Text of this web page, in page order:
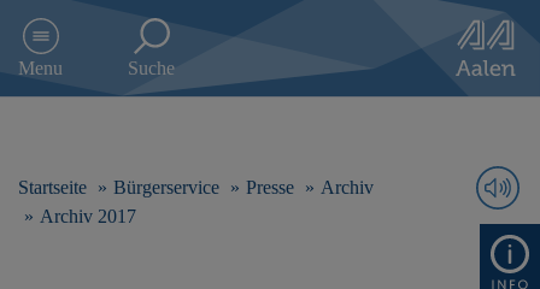
e
Menu Suche
Startseite Bürgerservice Presse
Archiv
Archiv 2017